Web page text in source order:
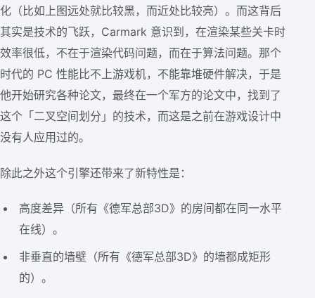
化（比如上图远处就比较黑，而近处比较亮）。而这背后
其实是技术的飞跃，Carmark 意识到，在渲染某些关卡时
效率很低，不在于渲染代码问题，而在于算法问题。那个
时代的 PC 性能比不上游戏机，不能靠堆硬件解决，于是
他开始研究各种论文，最终在一个军方的论文中，找到了
这个「二叉空间划分」的技术，而这是之前在游戏设计中
没有人应用过的。
除此之外这个引擎还带来了新特性是：
高度差异（所有《德军总部3D》的房间都在同一水平
在线）。
非垂直的墙壁（所有《德军总部3D》的墙都成矩形
的）。